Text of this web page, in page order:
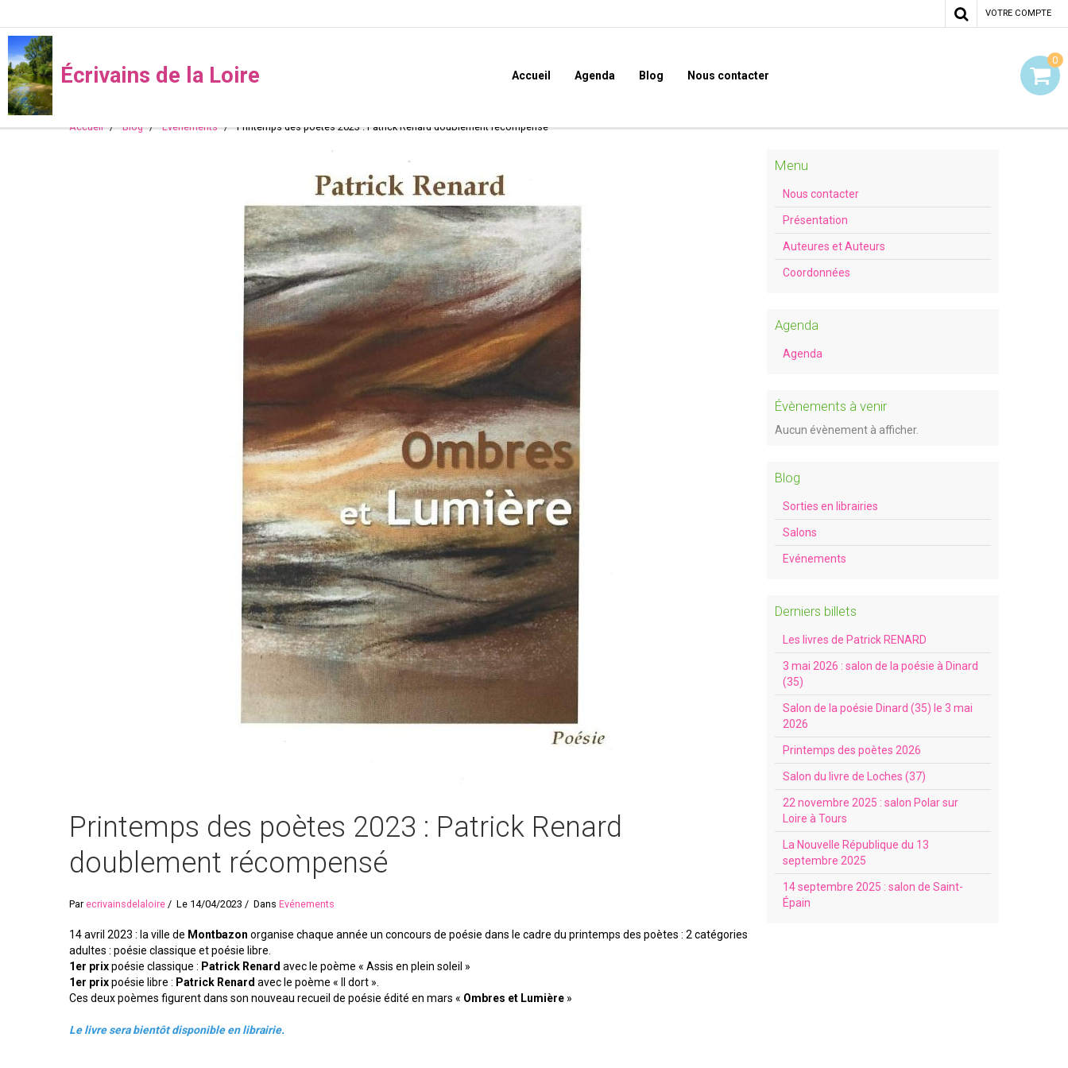
Écrivains de la Loire Accueil Agenda Blog Nous contacter
0
VOTRE COMPTE
Accueil Blog Evénements Printemps des poètes 2023 : Patrick Renard doublement récompensé
Printemps des poètes 2023 : Patrick Renard
doublement récompensé
Par ecrivainsdelaloire Le 14/04/2023 Dans Evénements
14 avril 2023 : la ville de Montbazon organise chaque année un concours de poésie dans le cadre du printemps des poètes : 2 catégories
adultes : poésie classique et poésie libre.
1er prixpoésie classique : Patrick Renard avec le poème « Assis en plein soleil »
1er prixpoésie libre : Patrick Renard avec le poème « Il dort ».
Ces deux poèmes figurent dans son nouveau recueil de poésie édité en mars « Ombres et Lumière »
Le livre sera bientôt disponible en librairie.
Menu
Nous contacter
Présentation
Auteures et Auteurs
Coordonnées
Agenda
Agenda
Évènements à venir
Aucun évènement à afficher.
Blog
Sorties en librairies
Salons
Evénements
Derniers billets
Les livres de Patrick RENARD
3 mai 2026 : salon de la poésie à Dinard
(35)
Salon de la poésie Dinard (35) le 3 mai
2026
Printemps des poètes 2026
Salon du livre de Loches (37)
22 novembre 2025 : salon Polar sur
Loire à Tours
La Nouvelle République du 13
septembre 2025
14 septembre 2025 : salon de Saint-
Épain